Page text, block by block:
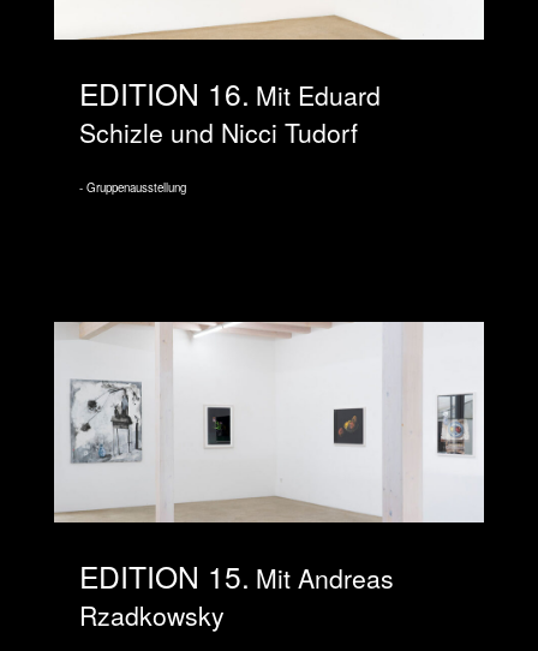
EDITION 16 Mit Eduard
Schizle und Nicci Tudorf
Gruppenausstellung
EDITION 15 Mit Andreas
Rzadkowsky